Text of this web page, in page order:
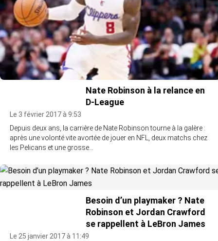
Nate Robinson à la relance en
D-League
Le 3 février 2017 à 9:53
Depuis deux ans, la carrière de Nate Robinson tourne à la galère :
après une volonté vite avortée de jouer en NFL, deux matchs chez
les Pelicans et une grosse…
Besoin d’un playmaker ? Nate
Robinson et Jordan Crawford
se rappellent à LeBron James
Le 25 janvier 2017 à 11:49